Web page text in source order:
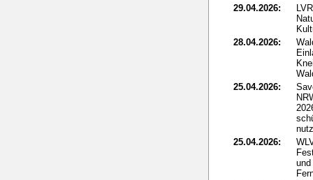
29.04.2026:
28.04.2026:
25.04.2026:
25.04.2026: